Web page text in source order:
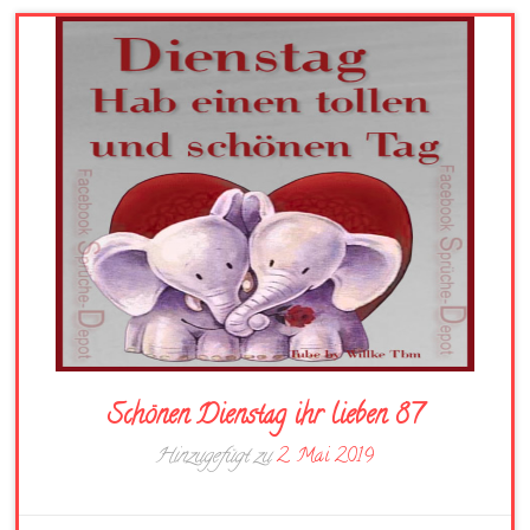
Schönen Dienstag ihr lieben 87
Hinzugefügt zu2. Mai 2019